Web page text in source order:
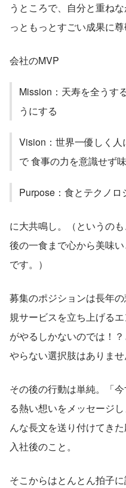
うところで、自分と重ね
っともっとすごい成果に尊
会社のMVP
Mission：天寿を全うす
うにする
Vision：世界一優しく
で 食事の力を意識せず
Purpose：食とテクノ
に大共鳴し。（というの
後の一食まで心から美味
です。）
募集のポジションは長年
規サービスを立ち上げる
がやるしかないのでは！
やらない選択肢はありませ
その後の行動は単純。「
る熱い想いをメッセージ
んな長文を送り付けてき
入社後のこと。
そこからはとんとん拍子